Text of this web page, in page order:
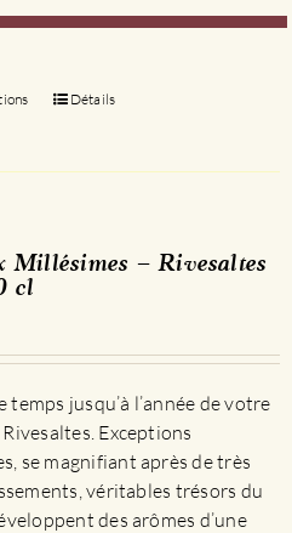
Ce
options
choisies
sur
la
page
du
produit
Détails
Millésimes – Rivesaltes
cl
temps jusqu’à l’année de votre
Exceptions
se magnifiant après de très
véritables trésors du
des arômes d’une